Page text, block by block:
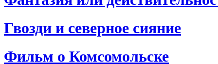
Гвозди и северное сияние
Фильм о Комсомольске